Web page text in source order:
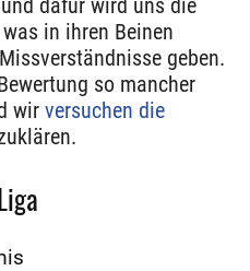
dafür wird uns die
in ihren Beinen
geben.
so mancher
wir versuchen die